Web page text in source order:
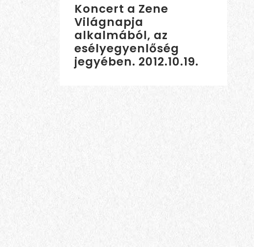
Koncert a Zene
Világnapja
alkalmából, az
esélyegyenlőség
jegyében. 2012.10.19.